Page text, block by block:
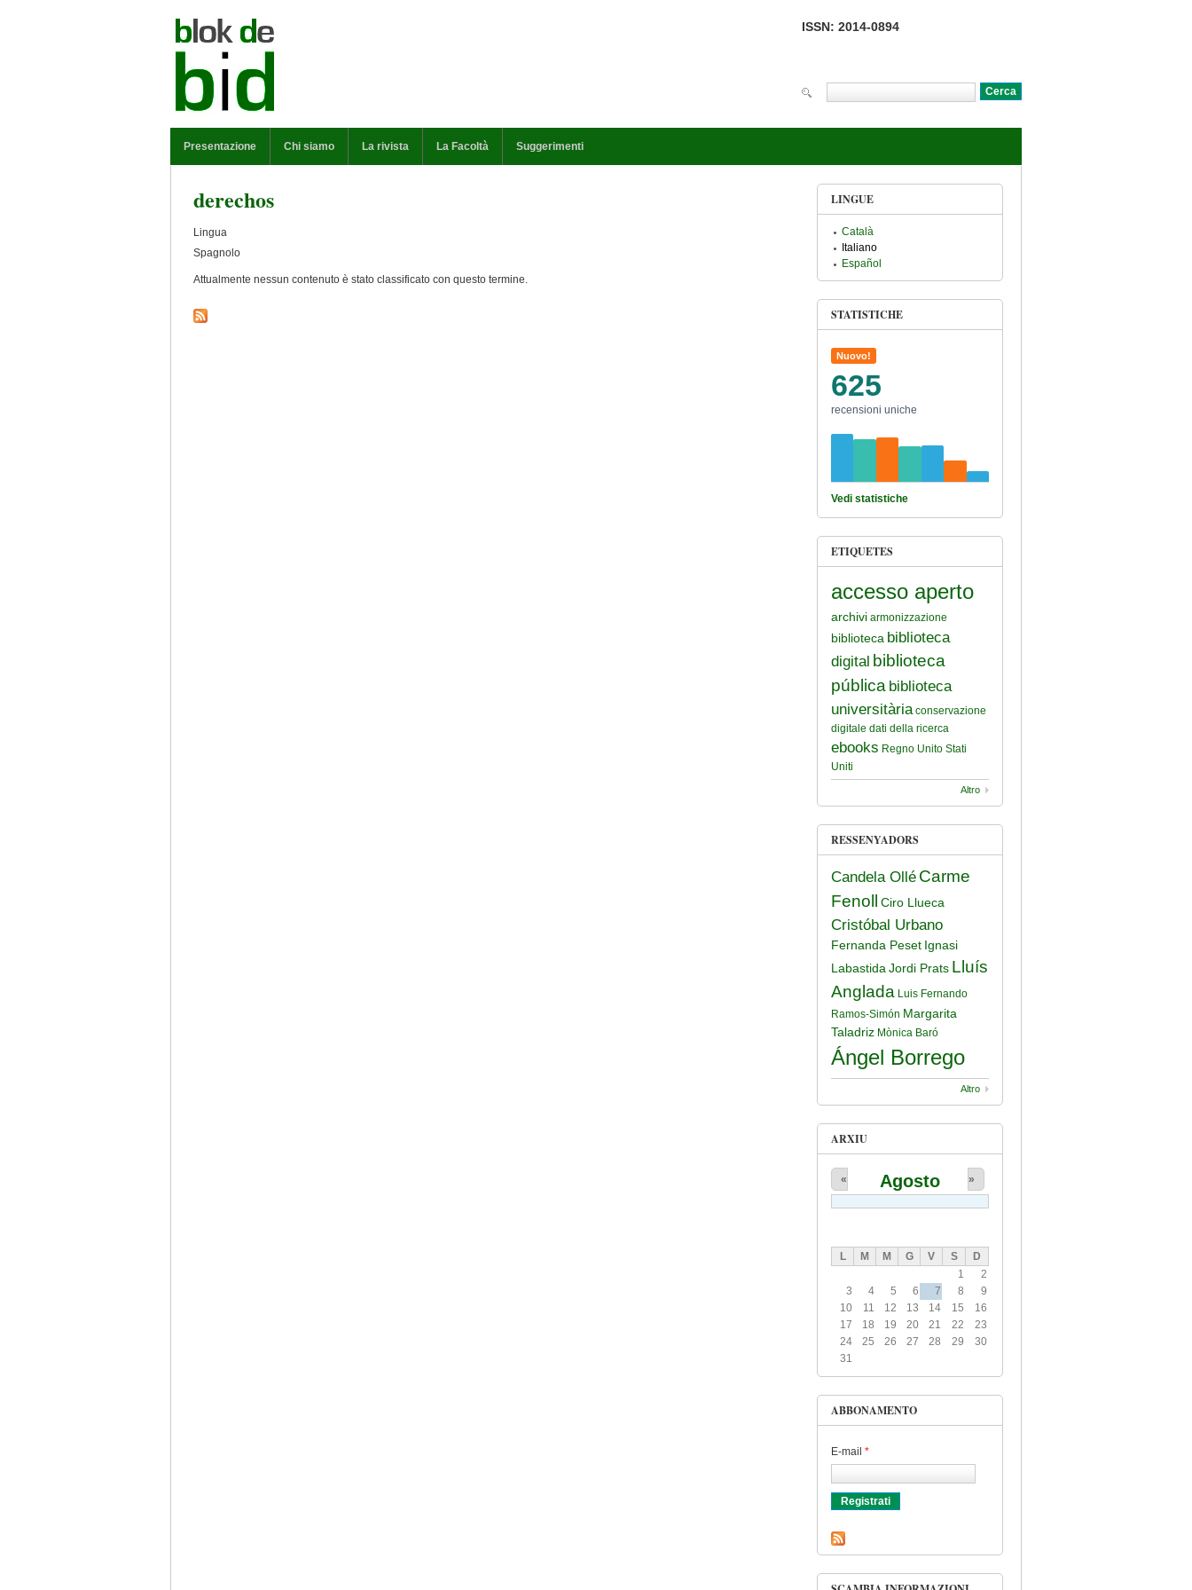
ISSN: 2014-0894
Presentazione Chi siamo La rivista La Facoltà Suggerimenti
derechos
Lingua
Spagnolo
Attualmente nessun contenuto è stato classificato con questo termine.
LINGUE
Català
Italiano
Español
STATISTICHE
Nuovo!
625
recensioni uniche
Vedi statistiche
ETIQUETES
accesso aperto
archivi armonizzazione
biblioteca biblioteca
digital biblioteca
pública biblioteca
universitària conservazione
digitale dati della ricerca
ebooks Regno Unito Stati
Uniti
Altro
RESSENYADORS
Candela Ollé Carme
Fenoll
Ciro Llueca
Cristóbal Urbano
Fernanda Peset Ignasi
Labastida Jordi Prats Lluís
Anglada Luis Fernando
Ramos-Simón Margarita
Taladriz Mònica Baró
Ángel Borrego
Altro
ARXIU
Agosto
« »
L M M G V S
D
1
2
3
4 5 6 7 8
9
10
11 12 13 14 15
16
17
18 19 20 21 22
23
24
25 26 27 28 29
30
31
ABBONAMENTO
E-mail *